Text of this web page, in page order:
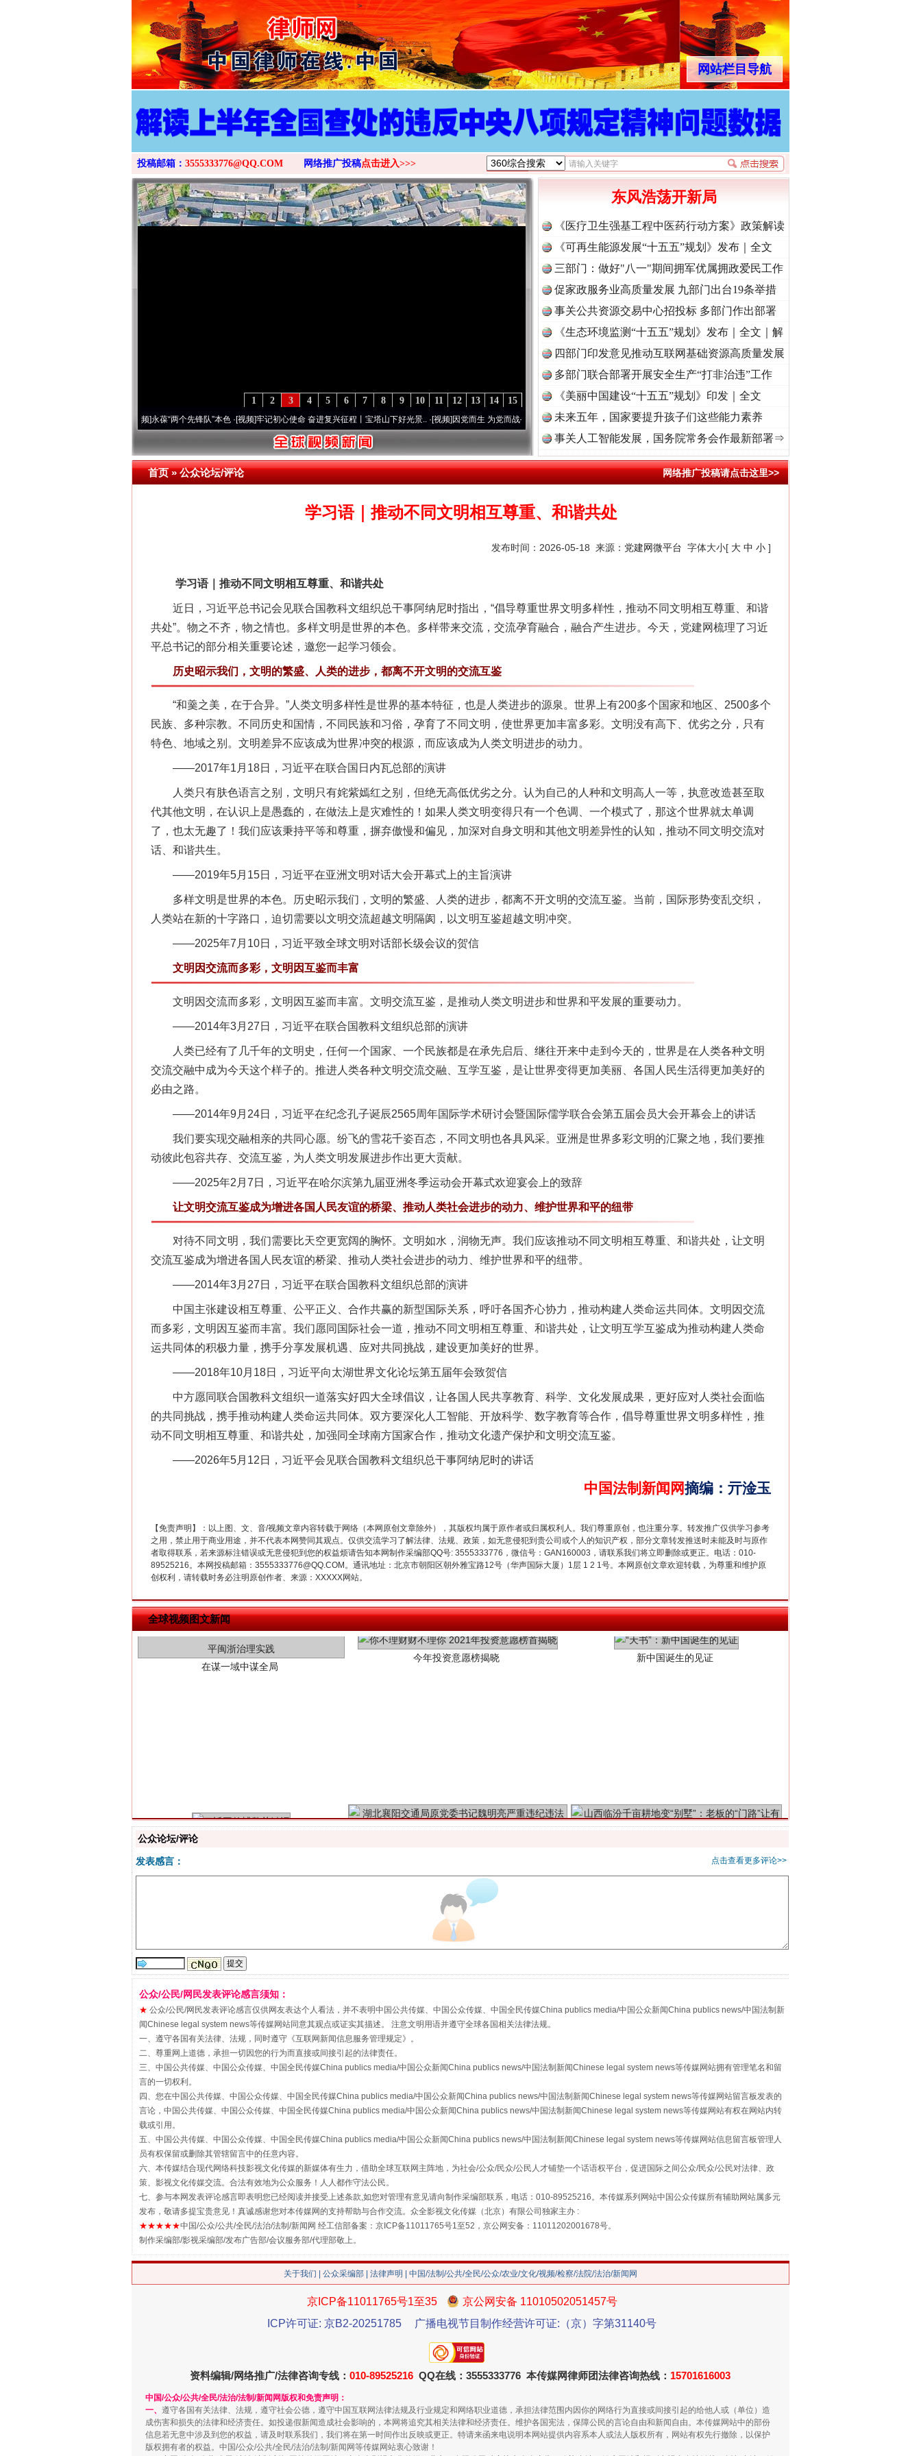
>
网站栏目导航
投稿邮箱： 3555333776@QQ.COM 网络推广投稿点击进入>>>
15
14
13
12
11
10
9
8
7
6
5
4
3
2
1
永葆“两个先锋队”本色·[视频]牢记初心使命 奋进复兴征程丨宝塔山下好光景..·[视频]因党而生 为党而战——百年“纪”事⑧加强纪律..·[视频] 牢记初心使命 奋进复兴征程丨“转折之城”激荡..
东风浩荡开新局
《医疗卫生强基工程中医药行动方案》政策解读
《可再生能源发展“十五五”规划》发布｜全文
三部门：做好"八一"期间拥军优属拥政爱民工作
促家政服务业高质量发展 九部门出台19条举措
事关公共资源交易中心招投标 多部门作出部署
《生态环境监测“十五五”规划》发布｜全文｜解
读
四部门印发意见推动互联网基础资源高质量发展
多部门联合部署开展安全生产“打非治违”工作
《美丽中国建设“十五五”规划》印发｜全文
未来五年，国家要提升孩子们这些能力素养
事关人工智能发展，国务院常务会作最新部署⇒
首页»公众论坛/评论 网络推广投稿请点击这里>>
学习语｜推动不同文明相互尊重、和谐共处
发布时间：2026-05-18 来源： 党建网微平台 字体大小[ 大 中 小 ]
学习语｜推动不同文明相互尊重、和谐共处
近日，习近平总书记会见联合国教科文组织总干事阿纳尼时指出，“倡导尊重世界文明多样性，推动不同文明相互尊重、和谐
共处”。物之不齐，物之情也。多样文明是世界的本色。多样带来交流，交流孕育融合，融合产生进步。今天，党建网梳理了习近
平总书记的部分相关重要论述，邀您一起学习领会。
历史昭示我们，文明的繁盛、人类的进步，都离不开文明的交流互鉴
“和羹之美，在于合异。”人类文明多样性是世界的基本特征，也是人类进步的源泉。世界上有200多个国家和地区、2500多个
民族、多种宗教。不同历史和国情，不同民族和习俗，孕育了不同文明，使世界更加丰富多彩。文明没有高下、优劣之分，只有
特色、地域之别。文明差异不应该成为世界冲突的根源，而应该成为人类文明进步的动力。
——2017年1月18日，习近平在联合国日内瓦总部的演讲
人类只有肤色语言之别，文明只有姹紫嫣红之别，但绝无高低优劣之分。认为自己的人种和文明高人一等，执意改造甚至取
代其他文明，在认识上是愚蠢的，在做法上是灾难性的！如果人类文明变得只有一个色调、一个模式了，那这个世界就太单调
了，也太无趣了！我们应该秉持平等和尊重，摒弃傲慢和偏见，加深对自身文明和其他文明差异性的认知，推动不同文明交流对
话、和谐共生。
——2019年5月15日，习近平在亚洲文明对话大会开幕式上的主旨演讲
多样文明是世界的本色。历史昭示我们，文明的繁盛、人类的进步，都离不开文明的交流互鉴。当前，国际形势变乱交织，
人类站在新的十字路口，迫切需要以文明交流超越文明隔阂，以文明互鉴超越文明冲突。
——2025年7月10日，习近平致全球文明对话部长级会议的贺信
文明因交流而多彩，文明因互鉴而丰富
文明因交流而多彩，文明因互鉴而丰富。文明交流互鉴，是推动人类文明进步和世界和平发展的重要动力。
——2014年3月27日，习近平在联合国教科文组织总部的演讲
人类已经有了几千年的文明史，任何一个国家、一个民族都是在承先启后、继往开来中走到今天的，世界是在人类各种文明
交流交融中成为今天这个样子的。推进人类各种文明交流交融、互学互鉴，是让世界变得更加美丽、各国人民生活得更加美好的
必由之路。
——2014年9月24日，习近平在纪念孔子诞辰2565周年国际学术研讨会暨国际儒学联合会第五届会员大会开幕会上的讲话
我们要实现交融相亲的共同心愿。纷飞的雪花千姿百态，不同文明也各具风采。亚洲是世界多彩文明的汇聚之地，我们要推
动彼此包容共存、交流互鉴，为人类文明发展进步作出更大贡献。
——2025年2月7日，习近平在哈尔滨第九届亚洲冬季运动会开幕式欢迎宴会上的致辞
让文明交流互鉴成为增进各国人民友谊的桥梁、推动人类社会进步的动力、维护世界和平的纽带
对待不同文明，我们需要比天空更宽阔的胸怀。文明如水，润物无声。我们应该推动不同文明相互尊重、和谐共处，让文明
交流互鉴成为增进各国人民友谊的桥梁、推动人类社会进步的动力、维护世界和平的纽带。
——2014年3月27日，习近平在联合国教科文组织总部的演讲
中国主张建设相互尊重、公平正义、合作共赢的新型国际关系，呼吁各国齐心协力，推动构建人类命运共同体。文明因交流
而多彩，文明因互鉴而丰富。我们愿同国际社会一道，推动不同文明相互尊重、和谐共处，让文明互学互鉴成为推动构建人类命
运共同体的积极力量，携手分享发展机遇、应对共同挑战，建设更加美好的世界。
——2018年10月18日，习近平向太湖世界文化论坛第五届年会致贺信
中方愿同联合国教科文组织一道落实好四大全球倡议，让各国人民共享教育、科学、文化发展成果，更好应对人类社会面临
的共同挑战，携手推动构建人类命运共同体。双方要深化人工智能、开放科学、数字教育等合作，倡导尊重世界文明多样性，推
动不同文明相互尊重、和谐共处，加强同全球南方国家合作，推动文化遗产保护和文明交流互鉴。
——2026年5月12日，习近平会见联合国教科文组织总干事阿纳尼时的讲话
中国法制新闻网摘编 ： 亓淦玉
【免责声明】：以上图、文、音/视频文章内容转载于网络（本网原创文章除外），其版权均属于原作者或归属权利人。我们尊重原创，也注重分享。转发推广仅供学习参考
之用，禁止用于商业用途，并不代表本网赞同其观点。仅供交流学习了解法律、法规、政策，如无意侵犯到贵公司或个人的知识产权，部分文章转发推送时未能及时与原作
者取得联系，若来源标注错误或无意侵犯到您的权益烦请告知本网制作采编部QQ号: 3555333776，微信号：GAN160003，请联系我们将立即删除或更正。电话：010-
89525216。本网投稿邮箱：3555333776@QQ.COM。通讯地址：北京市朝阳区朝外雅宝路12号（华声国际大厦）1层 1 2 1号。本网原创文章欢迎转载，为尊重和维护原
创权利，请转载时务必注明原创作者、来源：XXXXX网站。
全球视频图文新闻
网上购药对药下症？
茶叶“炒上天”
“神药”背后的真相
这是一记警钟！ 谢谢有你温暖了四季 法官巧妙执行解纠纷
“刷贴”乱象丛生
生物安全法正式实施 别拿“量子”当幌子
解纷+调解+退费，一次搞定
重拳出击！专项整治午间酒驾
公众论坛/评论
点击查看更多评论>>
发表感言：
公众/公民/网民发表评论感言须知：
★ 公众/公民/网民发表评论感言仅供网友表达个人看法，并不表明中国公共传媒、中国公众传媒、中国全民传媒China publics media/中国公众新闻China publics news/中国法制新
闻Chinese legal system news等传媒网站同意其观点或证实其描述。 注意文明用语并遵守全球各国相关法律法规。
一、遵守各国有关法律、法规，同时遵守《互联网新闻信息服务管理规定》。
二、尊重网上道德，承担一切因您的行为而直接或间接引起的法律责任。
三、中国公共传媒、中国公众传媒、中国全民传媒China publics media/中国公众新闻China publics news/中国法制新闻Chinese legal system news等传媒网站拥有管理笔名和留
言的一切权利。
四、您在中国公共传媒、中国公众传媒、中国全民传媒China publics media/中国公众新闻China publics news/中国法制新闻Chinese legal system news等传媒网站留言板发表的
言论，中国公共传媒、中国公众传媒、中国全民传媒China publics media/中国公众新闻China publics news/中国法制新闻Chinese legal system news等传媒网站有权在网站内转
载或引用。
五、中国公共传媒、中国公众传媒、中国全民传媒China publics media/中国公众新闻China publics news/中国法制新闻Chinese legal system news等传媒网站信息留言板管理人
员有权保留或删除其管辖留言中的任意内容。
六、本传媒结合现代网络科技影视文化传媒的新媒体有生力，借助全球互联网主阵地，为社会/公众/民众/公民人才铺垫一个话语权平台，促进国际之间公众/民众/公民对法律、政
策、影视文化传媒交流。合法有效地为公众服务！人人都作守法公民。
七、参与本网发表评论感言即表明您已经阅读并接受上述条款,如您对管理有意见请向制作采编部联系，电话：010-89525216。本传媒系列网站中国公众传媒所有辅助网站属多元
发布，敬请多提宝贵意见！真诚感谢您对本传媒网的支持帮助与合作交流。众全影视文化传媒（北京）有限公司独家主办 :
★★★★★中国/公众/公共/全民/法治/法制/新闻网 经工信部备案：京ICP备11011765号1至52，京公网安备：11011202001678号。
制作采编部/影视采编部/发布广告部/会议服务部/代理部敬上。
关于我们 公众采编部 法律声明 | 中国/法制/公共/全民/公众/农业/文化/视频/检察/法院/法治/新闻网
京ICP备11011765号1至35
京公网安备 11010502051457号
ICP许可证: 京B2-20251785
广播电视节目制作经营许可证:（京）字第31140号
资料编辑/网络推广/法律咨询专线： 010-89525216 QQ在线：3555333776 本传媒网律师团法律咨询热线： 15701616003
中国/公众/公共/全民/法治/法制/新闻网版权和免责声明：
一、 遵守各国有关法律、法规，遵守社会公德，遵守中国互联网法律法规及行业规定和网络职业道德，承担法律范围内因你的网络行为直接或间接引起的给他人或（单位）造
成伤害和损失的法律和经济责任。如投递假新闻造成社会影响的，本网将追究其相关法律和经济责任。维护各国宪法，保障公民的言论自由和新闻自由。本传媒网站中的部份
信息若无意中涉及到您的权益，请及时联系我们，我们将在第一时间作出反映或更正。特请来函来电说明本网站提供内容系本人或法人版权所有，网站有权先行撤除，以保护
版权拥有者的权益。中国/公众/公共/全民/法治/法制/新闻网等传媒网站衷心致谢！